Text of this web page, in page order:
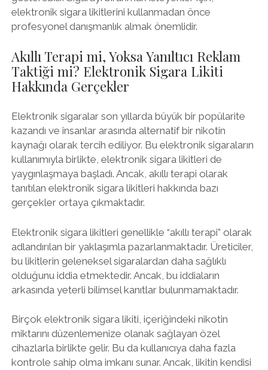
elektronik sigara likitlerini kullanmadan önce
profesyonel danışmanlık almak önemlidir.
Akıllı Terapi mi, Yoksa Yanıltıcı Reklam
Taktiği mi? Elektronik Sigara Likiti
Hakkında Gerçekler
Elektronik sigaralar son yıllarda büyük bir popülarite
kazandı ve insanlar arasında alternatif bir nikotin
kaynağı olarak tercih ediliyor. Bu elektronik sigaraların
kullanımıyla birlikte, elektronik sigara likitleri de
yaygınlaşmaya başladı. Ancak, akıllı terapi olarak
tanıtılan elektronik sigara likitleri hakkında bazı
gerçekler ortaya çıkmaktadır.
Elektronik sigara likitleri genellikle “akıllı terapi” olarak
adlandırılan bir yaklaşımla pazarlanmaktadır. Üreticiler,
bu likitlerin geleneksel sigaralardan daha sağlıklı
olduğunu iddia etmektedir. Ancak, bu iddiaların
arkasında yeterli bilimsel kanıtlar bulunmamaktadır.
Birçok elektronik sigara likiti, içeriğindeki nikotin
miktarını düzenlemenize olanak sağlayan özel
cihazlarla birlikte gelir. Bu da kullanıcıya daha fazla
kontrole sahip olma imkanı sunar. Ancak, likitin kendisi